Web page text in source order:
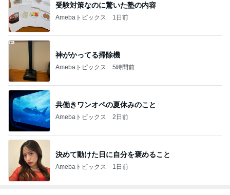
受験対策なのに驚いた塾の内容
Amebaトピックス 1日前
神がかってる掃除機
Amebaトピックス 5時間前
共働きワンオペの夏休みのこと
Amebaトピックス 2日前
決めて動けた日に自分を褒めること
Amebaトピックス 1日前